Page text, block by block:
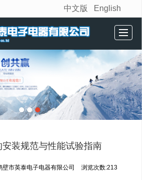
很遗憾，因您的浏览器版本过低导致无法获得最佳浏览体验，推荐下载安装谷歌浏览器！
中文版 English
相关资讯 技术中心
装规范与性能试验指南
壁市英泰电子电器有限公司 浏览次数:213